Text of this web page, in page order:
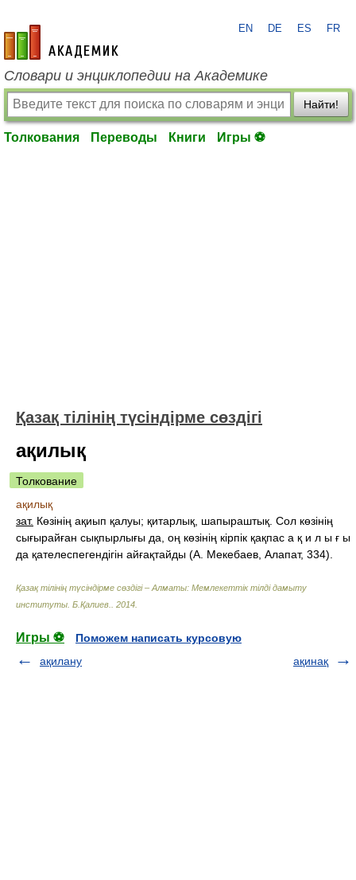
academic.ru
EN DE ES FR
Словари и энциклопедии на Академике
Найти!
Толкования Переводы Книги Игры ⚽
Қазақ тілінің түсіндірме сөздігі
ақилық
Толкование
ақилық
зат. Көзінің ақиып қалуы; қитарлық, шапыраштық. Сол көзінің
сығырайған сықпырлығы да, оң көзінің кірпік қақпас а қ и л ы ғ ы
да қателеспегендігін айғақтайды (А. Мекебаев, Алапат, 334).
Қазақ тілінің түсіндірме сөздігі – Алматы: Мемлекеттік тілді дамыту
институты Б.Қалиев. 2014
Игры ⚽
Поможем написать курсовую
ақилану
ақинақ